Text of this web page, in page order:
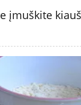
įmuškite